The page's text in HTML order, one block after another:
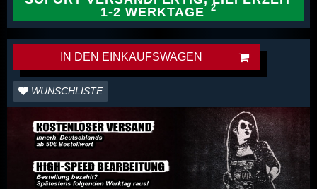
1-2 WERKTAGE
IN DEN EINKAUFSWAGEN
WUNSCHLISTE